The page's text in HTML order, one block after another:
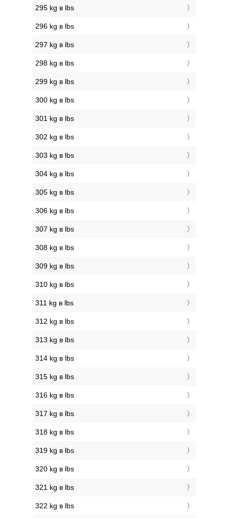
295 kg в lbs
296 kg в lbs
297 kg в lbs
298 kg в lbs
299 kg в lbs
300 kg в lbs
301 kg в lbs
302 kg в lbs
303 kg в lbs
304 kg в lbs
305 kg в lbs
306 kg в lbs
307 kg в lbs
308 kg в lbs
309 kg в lbs
310 kg в lbs
311 kg в lbs
312 kg в lbs
313 kg в lbs
314 kg в lbs
315 kg в lbs
316 kg в lbs
317 kg в lbs
318 kg в lbs
319 kg в lbs
320 kg в lbs
321 kg в lbs
322 kg в lbs